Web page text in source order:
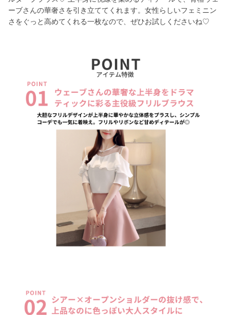
ーブさんの華奢さを引き立ててくれます。女性らしいフェミニン
さをぐっと高めてくれる一枚なので、ぜひお試しくださいね♡